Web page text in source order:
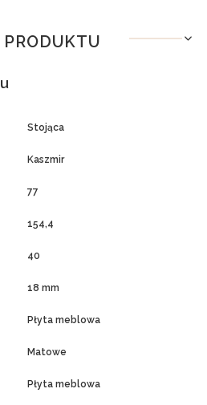
PRODUKTU
Stojąca
Kaszmir
77
154,4
40
18 mm
Płyta meblowa
Matowe
Płyta meblowa